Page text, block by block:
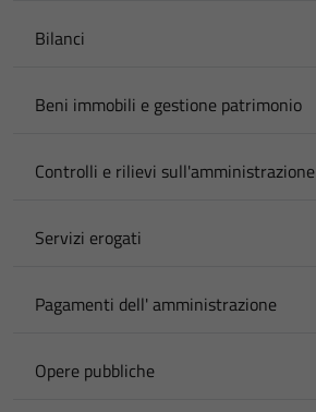
Bilanci
Beni immobili e gestione patrimonio
Controlli e rilievi sull'amministrazione
Servizi erogati
Pagamenti dell' amministrazione
Opere pubbliche